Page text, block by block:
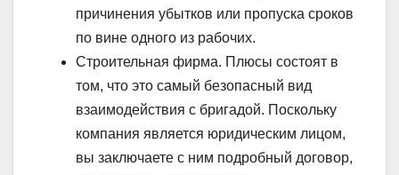
причинения убытков или пропуска сроков
по вине одного из рабочих.
Строительная фирма. Плюсы состоят в
том, что это самый безопасный вид
взаимодействия с бригадой. Поскольку
компания является юридическим лицом,
вы заключаете с ним подробный договор,